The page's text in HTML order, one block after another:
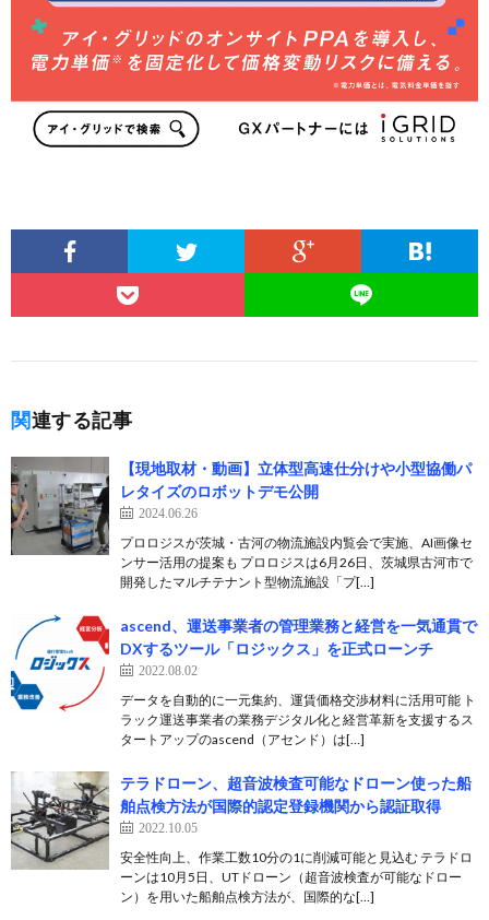
関連する記事
【現地取材・動画】立体型高速仕分けや小型協働パ
レタイズのロボットデモ公開
2024.06.26
プロロジスが茨城・古河の物流施設内覧会で実施、AI画像セ
ンサー活用の提案も プロロジスは6月26日、茨城県古河市で
開発したマルチテナント型物流施設「プ[…]
ascend、運送事業者の管理業務と経営を一気通貫で
DXするツール「ロジックス」を正式ローンチ
2022.08.02
データを自動的に一元集約、運賃価格交渉材料に活用可能 ト
ラック運送事業者の業務デジタル化と経営革新を支援するス
タートアップのascend（アセンド）は[…]
テラドローン、超音波検査可能なドローン使った船
舶点検方法が国際的認定登録機関から認証取得
2022.10.05
安全性向上、作業工数10分の1に削減可能と見込む テラドロ
ーンは10月5日、UTドローン（超音波検査が可能なドロー
ン）を用いた船舶点検方法が、国際的な[…]